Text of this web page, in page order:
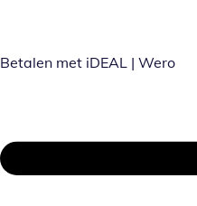
Betalen met iDEAL | Wero